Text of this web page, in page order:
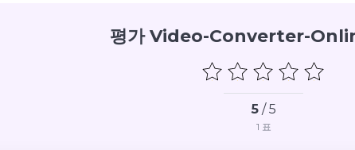
평가 Video-Converter-
5/ 5
1 표